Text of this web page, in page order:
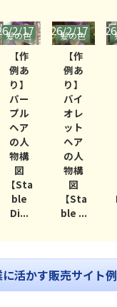
髪の色
2/17
【作
例あ
り】
バイ
オレ
ット
ヘア
の人
物構
図
【Sta
ble ...
髪の色
2026/2/17
【作
例あ
り】
グレ
ー髪
の人
物構
図
【Sta
ble
Diff...
活かす販売サイト例